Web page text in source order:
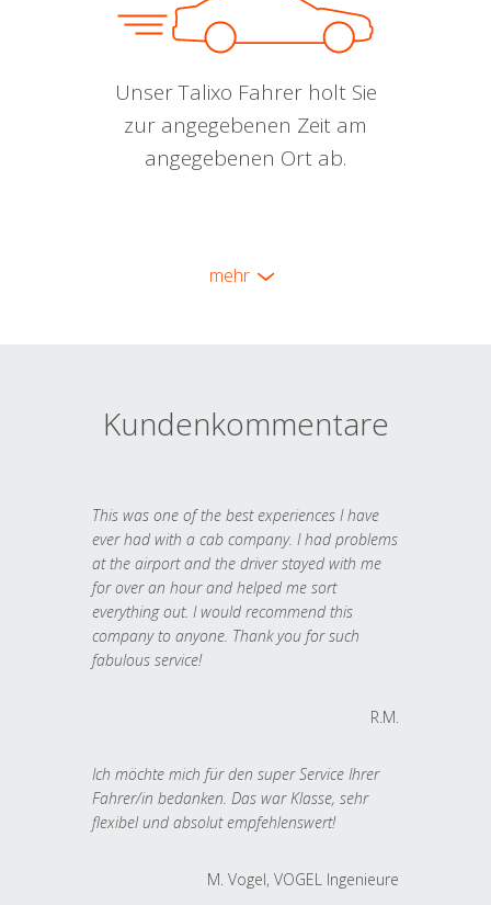
Unser Talixo Fahrer holt Sie
zur angegebenen Zeit am
angegebenen Ort ab.
mehr
Kundenkommentare
This was one of the best experiences I have
ever had with a cab company. I had problems
at the airport and the driver stayed with me
for over an hour and helped me sort
everything out. I would recommend this
company to anyone. Thank you for such
fabulous service!
R.M.
Ich möchte mich für den super Service Ihrer
Fahrer/in bedanken. Das war Klasse, sehr
flexibel und absolut empfehlenswert!
M. Vogel, VOGEL Ingenieure